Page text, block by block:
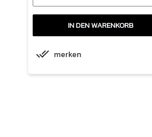
IN DEN WARENKORB
merken